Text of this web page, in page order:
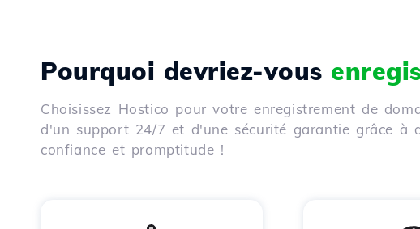
Pourquoi devriez-vous
Choisissez Hostico pour votre enregistrement de
d'un support 24/7 et d'une sécurité garantie grâce à
confiance et promptitude !